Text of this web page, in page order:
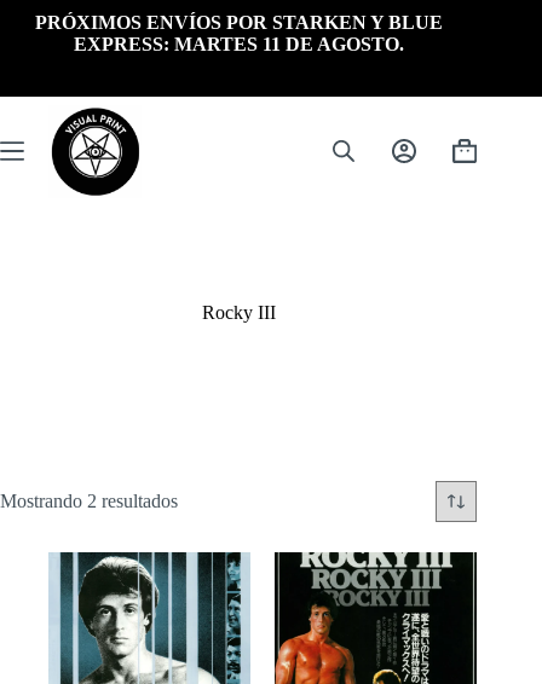
PRÓXIMOS ENVÍOS POR STARKEN Y BLUE
EXPRESS: MARTES 11 DE AGOSTO.
Carrito
Rocky III
Mostrando 2 resultadosOrdenado